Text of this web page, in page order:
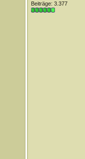
Beiträge: 3.377